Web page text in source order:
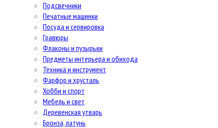
Подсвечники
Печатные машинки
Посуда и сервировка
Гравюры
Флаконы и пузырьки
Предметы интерьера и обихода
Техника и инструмент
Фарфор и хрусталь
Хобби и спорт
Мебель и свет
Деревенская утварь
Бронза, латунь